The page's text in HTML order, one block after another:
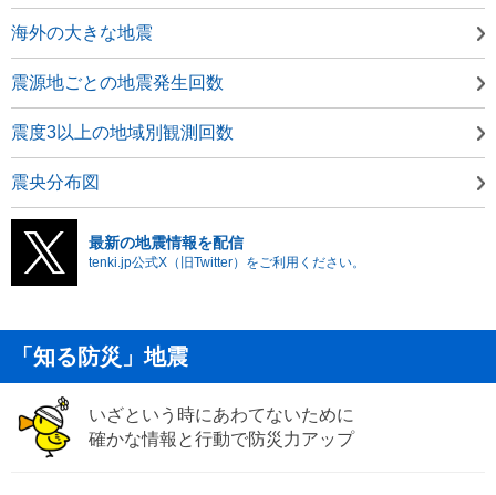
海外の大きな地震
震源地ごとの地震発生回数
震度3以上の地域別観測回数
震央分布図
最新の地震情報を配信
tenki.jp公式X（旧Twitter）をご利用ください。
「知る防災」地震
いざという時にあわてないために
確かな情報と行動で防災力アップ